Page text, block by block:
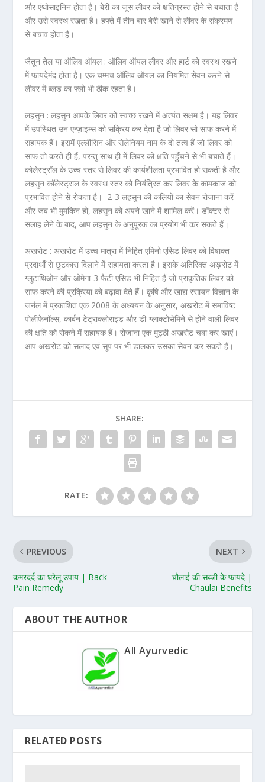
और एंथोसाइनिन होता है। बेरी का जूस लीवर को क्षतिग्रस्त होने से बचाता है
और उसे स्वस्थ रखता है। हफ्ते में तीन बार बेरी खाने से लीवर के संक्रमण
से बचाव होता है।
जैतून तेल या ऑलिव ऑयल :ऑलिव ऑयल लीवर और हार्ट को स्वस्थ रखने
में फायदेमंद होता है। एक चम्मच ऑलिव ऑयल का नियमित सेवन करने से
लीवर में ब्लड का फ्लो भी ठीक रहता है।
लहसुन :लहसुन आपके लिवर को स्वच्छ रखने में अत्यंत सक्षम है। यह लिवर
में उपस्थित उन एन्ज़ाइम्स को सक्रिय कर देता है जो लिवर सो साफ करने में
सहायक हैं। इसमें एल्लीसिन और सेलेनियम नाम के दो तत्व हैं जो लिवर को
साफ तो करते ही हैं, परन्तु साथ ही में लिवर को क्षति पहुँचने से भी बचाते हैं।
कोलेस्ट्रॉल के उच्च स्तर से लिवर की कार्यशीलता प्रभावित हो सकती है और
लहसुन कॉलेस्ट्राल के स्वस्थ स्तर को नियंत्रित कर लिवर के कामकाज को
प्रभावित होने से रोकता है। 2-3 लहसुन की कलियों का सेवन रोजाना करें
और जब भी मुमकिन हो, लहसुन को अपने खाने में शामिल करें। डॉक्टर से
सलाह लेने के बाद, आप लहसुन के अनुपूरक का प्रयोग भी कर सकते हैं।
अखरोट :अखरोट में उच्च मात्रा में निहित एमिनो एसिड लिवर को विषाक्त
प्रदार्थों से छुटकारा दिलाने में सहायता करता है। इसके अतिरिक्त अख़रोट में
ग्लूटाथिओन और ओमेगा-3 फैटी एसिड भी निहित हैं जो प्राकृतिक लिवर को
साफ करने की प्रक्रिया को बढ़ावा देते हैं। कृषि और खाद्य रसायन विज्ञान के
जर्नल में प्रकाशित एक 2008 के अध्ययन के अनुसार, अखरोट में समाविष्ट
पोलीफेनॉल्स, कार्बन टेट्राक्लोराइड और डी-ग्लाक्टोसेमिने से होने वाली लिवर
की क्षति को रोकने में सहायक हैं। रोजाना एक मुट्ठी अखरोट चबा कर खाएं।
आप अखरोट को सलाद एवं सूप पर भी डालकर उसका सेवन कर सकते हैं।
SHARE:
RATE:
PREVIOUS
कमरदर्द का घरेलू उपाय | Back
Pain Remedy
NEXT
चौलाई की सब्जी के फायदे |
Chaulai Benefits
ABOUT THE AUTHOR
All Ayurvedic
RELATED POSTS